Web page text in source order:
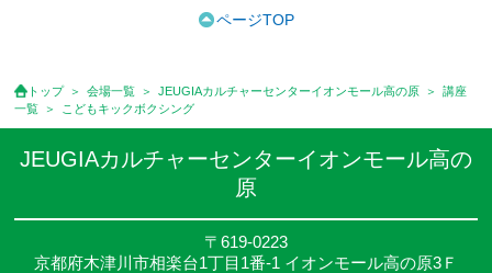
用は含まれておりません。
のでご確認ください。
●参加人数が一定に満たない場合、体験や講座開講を中止または延
期することがあります。
●その他、詳しい内容については、ご入会時にご説明をさせていた
ページTOP
トップ 会場一覧 JEUGIAカルチャーセンターイオンモール高の原
講座
一覧
こどもキックボクシング
JEUGIAカルチャーセンターイオンモール高の
原
〒619-0223
京都府木津川市相楽台1丁目1番-1 イオンモール高の原3Ｆ